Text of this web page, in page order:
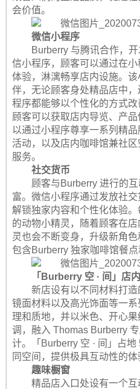
会价值。
微信小程序
Burberry 与腾讯合作，
信小程序，顾客可以通过在
体验，淋漓畅享店内设施。
伴，无论顾客身处精品店中
程序都能够以个性化的方式改
顾客可以获取店内导览、产
以通过小程序尊享一系列精
活动，以及店内咖啡馆兼社
服务。
社交货币
顾客与Burberry 进行的
富。微信小程序通过发放社
解锁独家内容和个性化体验
的动物小精灵，随着顾客在
灵也会不断变身，升级新角
包含Burberry 独家咖啡馆餐点
「Burberry 空 · 间」店
新店设有以不同材料打造
镜面材料以及高光饰面等一
理和质地，并以米色、开心
调，融入 Thomas Burberry
计。「Burberry 空 · 间」占
同空间，提供极具互动性的体
趣味橱窗
精品店入口处设有一个